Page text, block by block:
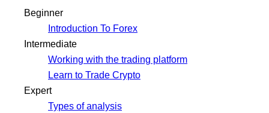
Beginner
Introduction To Forex
Intermediate
Working with the trading platform
Learn to Trade Crypto
Expert
Types of analysis